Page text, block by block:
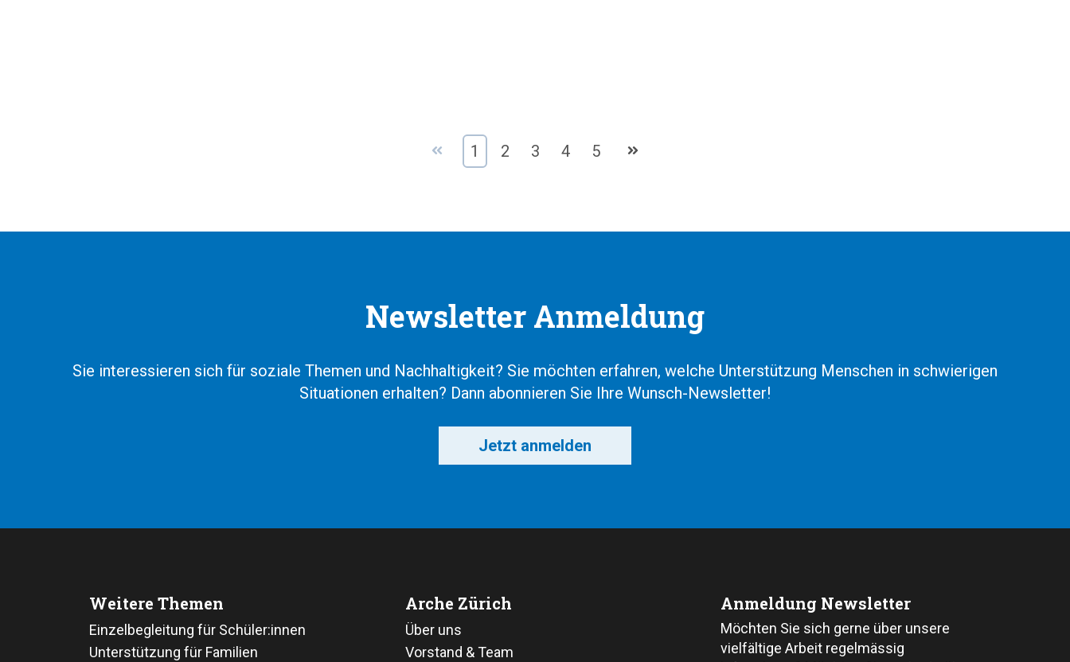
1 2 3 4 5
Newsletter Anmeldung
Sie interessieren sich für soziale Themen und Nachhaltigkeit? Sie möchten erfahren, welche Unterstützung Menschen in schwierigen
Situationen erhalten? Dann abonnieren Sie Ihre Wunsch-Newsletter!
Jetzt anmelden
Weitere Themen
Einzelbegleitung für Schüler:innen
Unterstützung für Familien
Arche Zürich
Über uns
Vorstand & Team
Anmeldung Newsletter
Möchten Sie sich gerne über unsere
vielfältige Arbeit regelmässig